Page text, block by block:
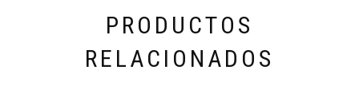
PRODUCTOS
RELACIONADOS